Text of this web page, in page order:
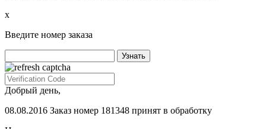
х
Введите номер заказа
Добрый день,
08.08.2016 Заказ номер 181348 принят в обработку